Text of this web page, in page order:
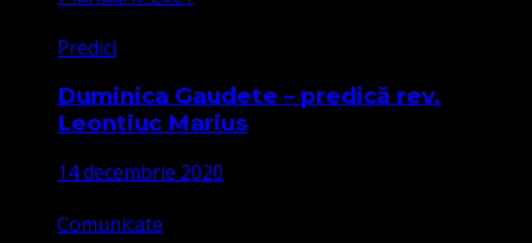
Predici
Duminica Gaudete – predică rev.
Leontiuc Marius
14 decembrie 2020
Comunicate